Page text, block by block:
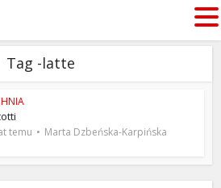
Tag -latte
temu Marta Dzbeńska-Karpińska